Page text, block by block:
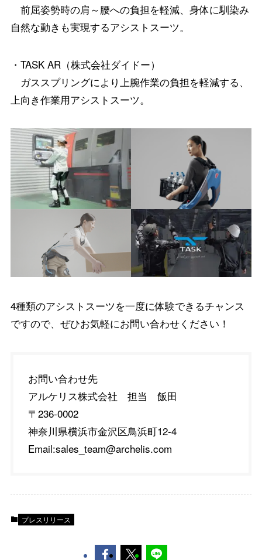
前屈姿勢時の肩～腰への負担を軽減、身体に馴染み
自然な動きも実現するアシストスーツ。
・TASK AR（株式会社ダイドー）
ガススプリングにより上腕作業の負担を軽減する、
上向き作業用アシストスーツ。
4種類のアシストスーツを一度に体験できるチャンス
ですので、ぜひお気軽にお問い合わせください！
お問い合わせ先
アルケリス株式会社 担当 飯田
〒236-0002
神奈川県横浜市金沢区鳥浜町12-4
Email:sales_team@archelis.com
プレスリリース